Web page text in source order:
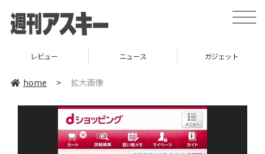
toggle
レビュー ニュース ガジェット
home > 拡大画像